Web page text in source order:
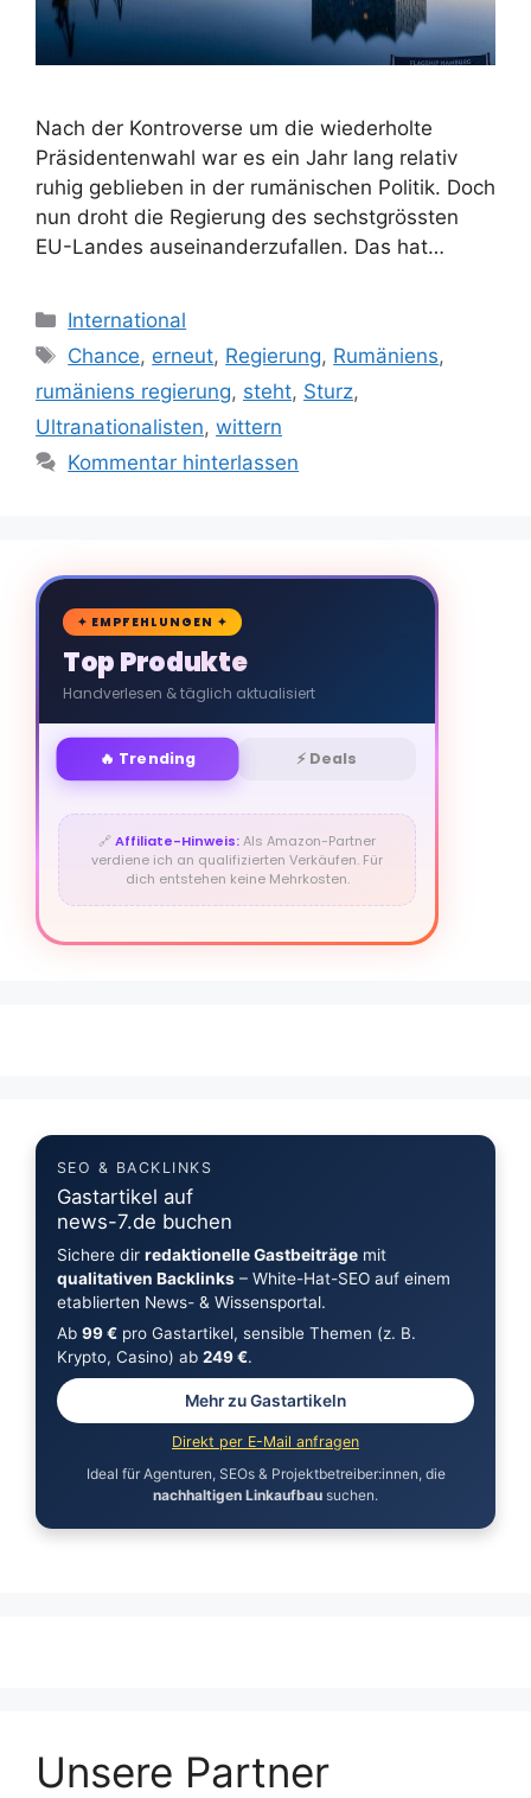
Nach der Kontroverse um die wiederholte
Präsidentenwahl war es ein Jahr lang relativ
ruhig geblieben in der rumänischen Politik. Doch
nun droht die Regierung des sechstgrössten
EU-Landes auseinanderzufallen. Das hat…
Kategorien
International
Schlagwörter
Chance, erneut, Regierung, Rumäniens,
rumäniens regierung, steht, Sturz,
Ultranationalisten, wittern
Kommentar hinterlassen
🛒
✦ EMPFEHLUNGEN ✦
Top Produkte
Handverlesen & täglich aktualisiert
🔥 Trending ⚡ Deals
🔗Affiliate-Hinweis:Als Amazon-Partner
verdiene ich an qualifizierten Verkäufen. Für
dich entstehen keine Mehrkosten.
SEO & BACKLINKS
Gastartikel auf
news-7.de buchen
Sichere dir redaktionelle Gastbeiträgemit
qualitativen Backlinks– White-Hat-SEO auf einem
etablierten News- & Wissensportal.
Ab 99 €pro Gastartikel, sensible Themen (z. B.
Krypto, Casino) ab 249 €.
Mehr zu Gastartikeln
Direkt per E-Mail anfragen
Ideal für Agenturen, SEOs & Projektbetreiber:innen, die
nachhaltigen Linkaufbau suchen.
Unsere Partner